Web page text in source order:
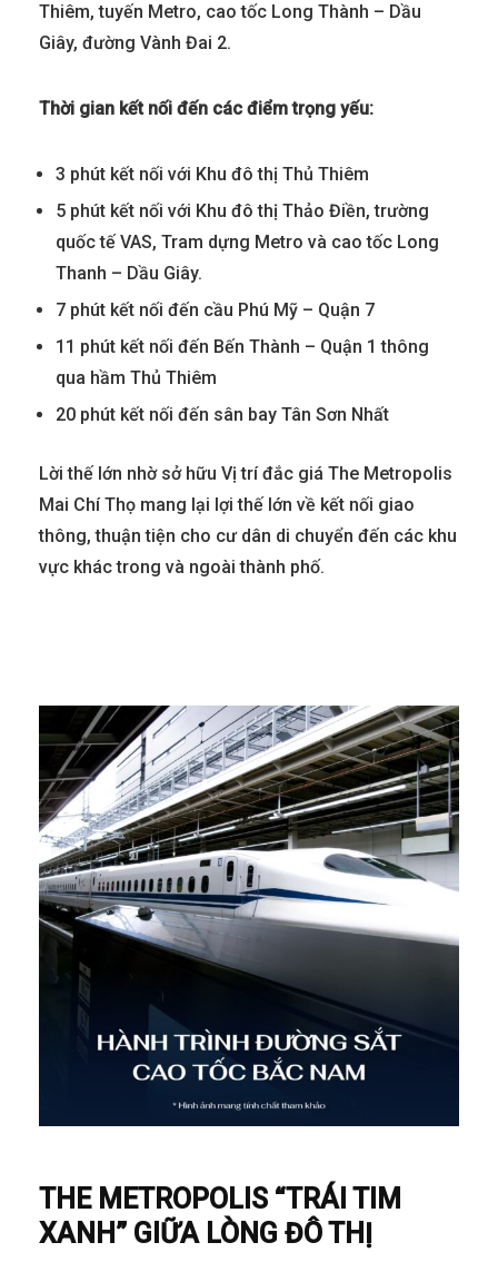
Thiêm, tuyến Metro, cao tốc Long Thành – Dầu
Giây, đường Vành Đai 2.
Thời gian kết nối đến các điểm trọng yếu:
3 phút kết nối với Khu đô thị Thủ Thiêm
5 phút kết nối với Khu đô thị Thảo Điền, trường
quốc tế VAS, Tram dựng Metro và cao tốc Long
Thanh – Dầu Giây.
7 phút kết nối đến cầu Phú Mỹ – Quận 7
11 phút kết nối đến Bến Thành – Quận 1 thông
qua hầm Thủ Thiêm
20 phút kết nối đến sân bay Tân Sơn Nhất
Lời thế lớn nhờ sở hữu Vị trí đắc giá The Metropolis
Mai Chí Thọ mang lại lợi thế lớn về kết nối giao
thông, thuận tiện cho cư dân di chuyển đến các khu
vực khác trong và ngoài thành phố.
THE METROPOLIS “TRÁI TIM
XANH” GIỮA LÒNG ĐÔ THỊ